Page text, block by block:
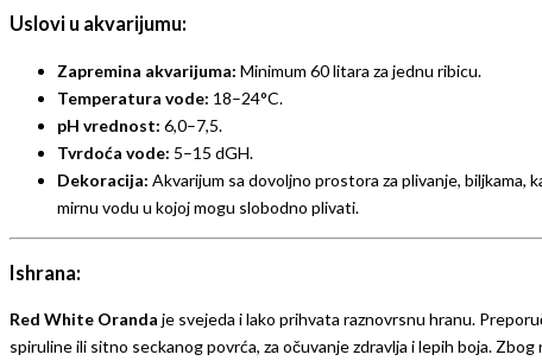
Uslovi u akvarijumu:
Zapremina akvarijuma: Minimum 60 litara za jednu ribicu.
Temperatura vode: 18–24°C.
pH vrednost: 6,0–7,5.
Tvrdoća vode: 5–15 dGH.
Dekoracija: Akvarijum sa dovoljno prostora za plivanje, biljkama,
mirnu vodu u kojoj mogu slobodno plivati.
Ishrana:
Red White Oranda je svejeda i lako prihvata raznovrsnu hranu.
spiruline ili sitno seckanog povrća, za očuvanje zdravlja i lepih boja.